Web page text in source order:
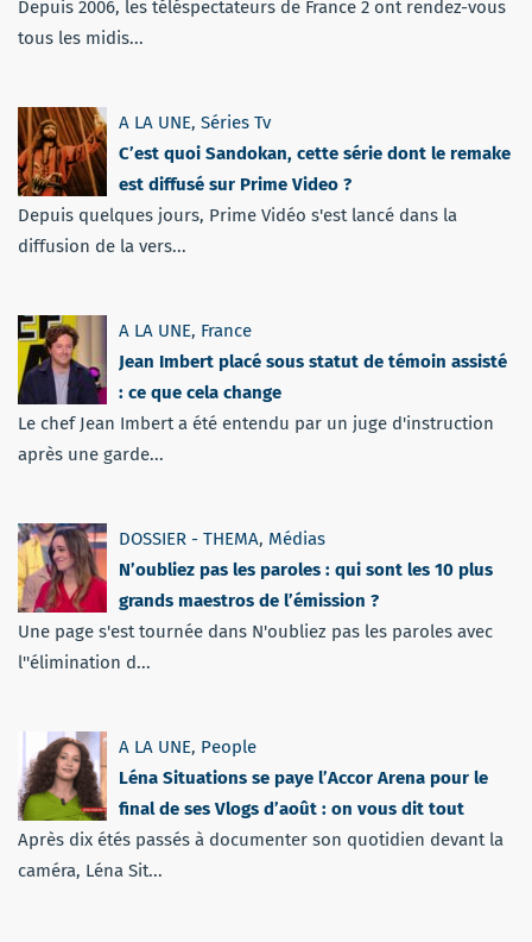
Depuis 2006, les téléspectateurs de France 2 ont rendez-vous
tous les midis...
A LA UNE, Séries Tv
C’est quoi Sandokan, cette série dont le remake
est diffusé sur Prime Video ?
Depuis quelques jours, Prime Vidéo s'est lancé dans la
diffusion de la vers...
A LA UNE, France
Jean Imbert placé sous statut de témoin assisté
: ce que cela change
Le chef Jean Imbert a été entendu par un juge d'instruction
après une garde...
DOSSIER - THEMA, Médias
N’oubliez pas les paroles : qui sont les 10 plus
grands maestros de l’émission ?
Une page s'est tournée dans N'oubliez pas les paroles avec
l''élimination d...
A LA UNE, People
Léna Situations se paye l’Accor Arena pour le
final de ses Vlogs d’août : on vous dit tout
Après dix étés passés à documenter son quotidien devant la
caméra, Léna Sit...